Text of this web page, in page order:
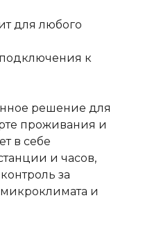
для любого
подключения к
решение для
проживания и
в себе
и часов,
за
и